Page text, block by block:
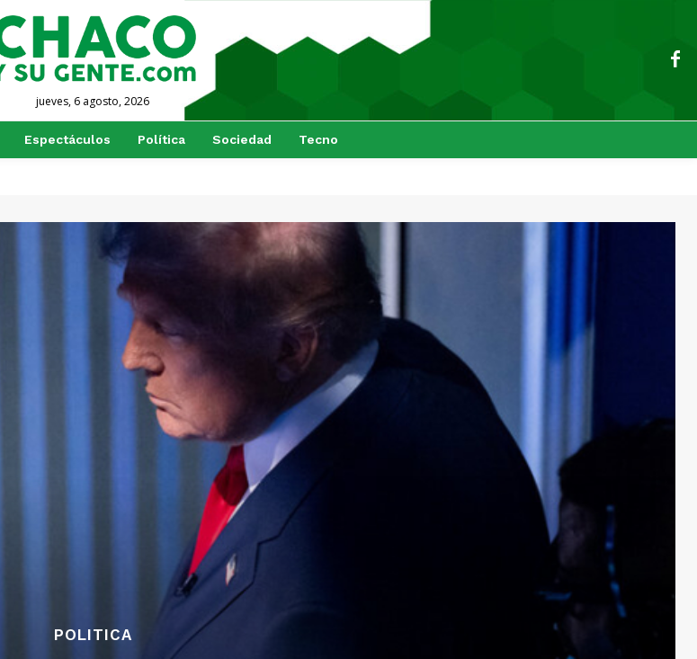
jueves, 6 agosto, 2026
Espectáculos Política Sociedad Tecno
POLITICA